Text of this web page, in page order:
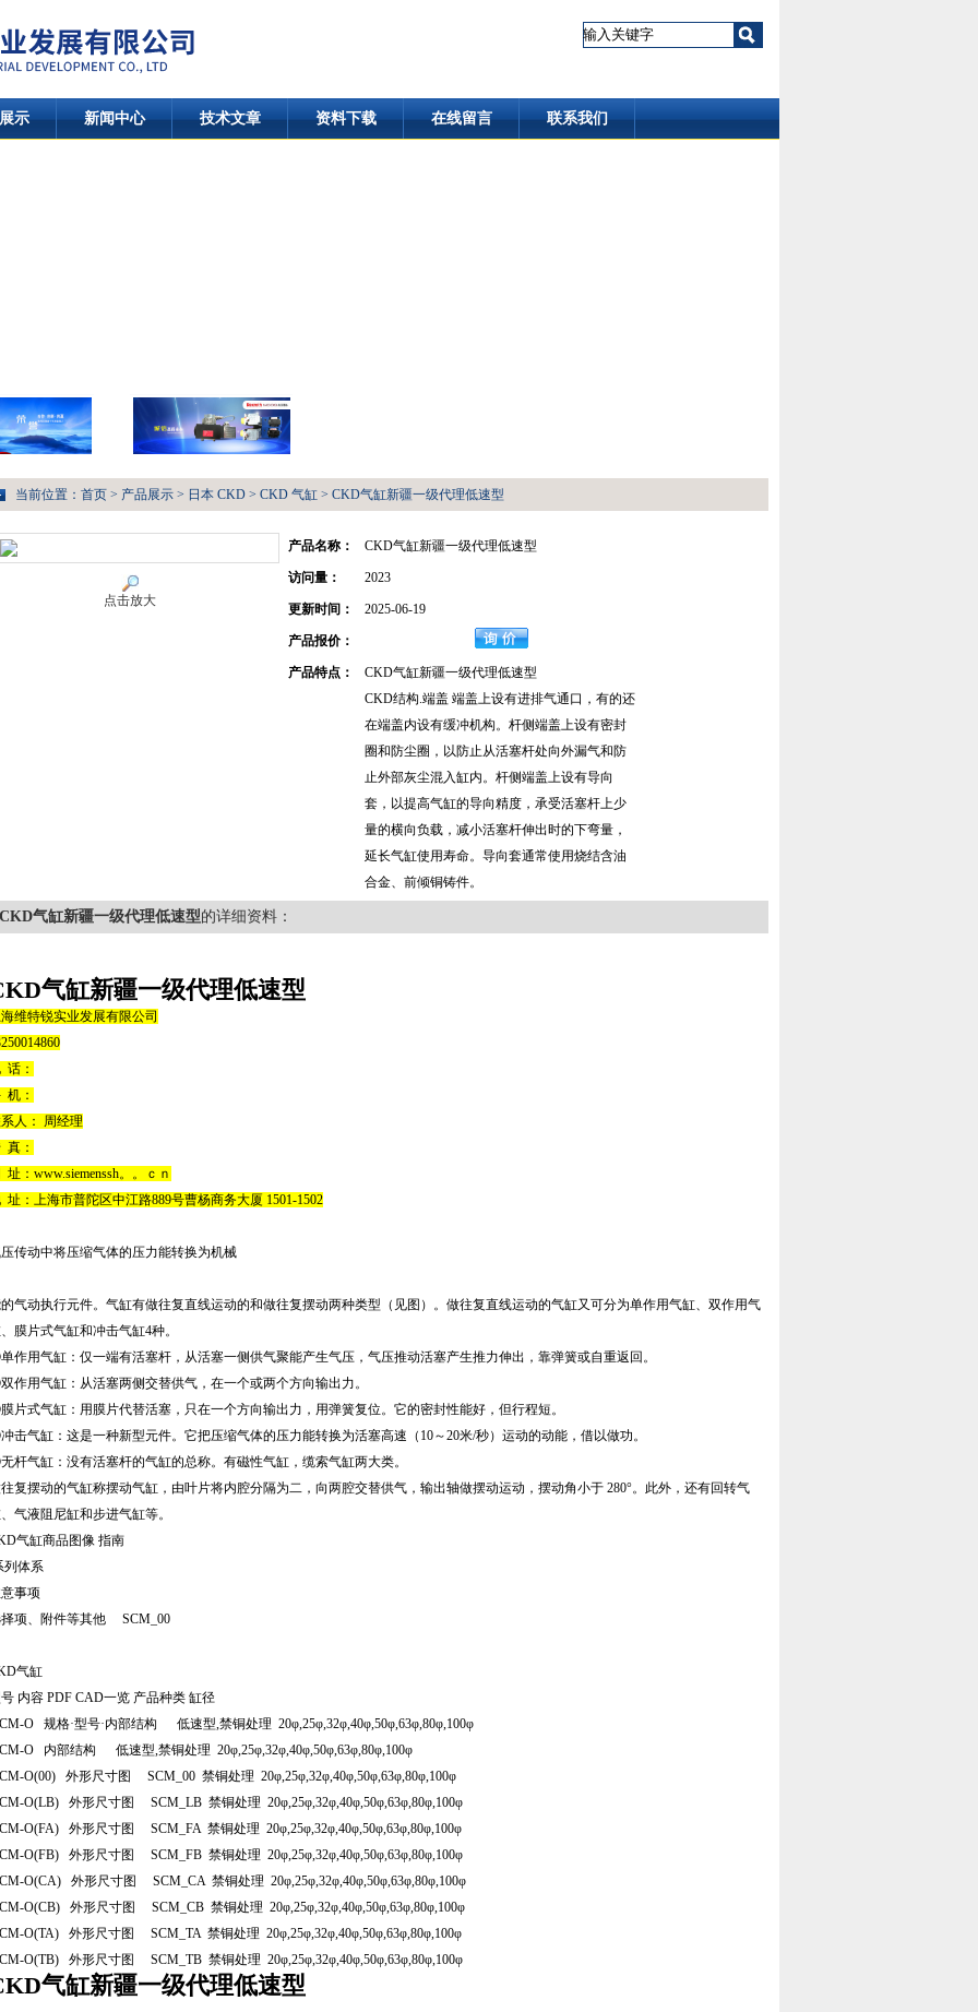
示 新闻中心 技术文章 资料下载 在线留言 联系我们
当前位置： 首页 > 产品展示 > 日本 CKD > CKD 气缸 > CKD气缸新疆一级代理低速型
点击放大
产品名称： CKD气缸新疆一级代理低速型
访问量： 2023
更新时间： 2025-06-19
产品报价：
产品特点：
CKD气缸新疆一级代理低速型
CKD结构.端盖 端盖上设有进排气通口，有的还
在端盖内设有缓冲机构。杆侧端盖上设有密封
圈和防尘圈，以防止从活塞杆处向外漏气和防
止外部灰尘混入缸内。杆侧端盖上设有导向
套，以提高气缸的导向精度，承受活塞杆上少
量的横向负载，减小活塞杆伸出时的下弯量，
延长气缸使用寿命。导向套通常使用烧结含油
合金、前倾铜铸件。
CKD气缸新疆一级代理低速型的详细资料：
气缸新疆一级代理低速型
维特锐实业发展有限公司
话：
机：
人： 周经理
真：
址：www.siemenssh。。ｃｎ
址：上海市普陀区中江路889号曹杨商务大厦 1501-1502
传动中将压缩气体的压力能转换为机械
气动执行元件。气缸有做往复直线运动的和做往复摆动两种类型（见图）。做往复直线运动的气缸又可分为单作用气缸、双作用气
膜片式气缸和冲击气缸4种。
作用气缸：仅一端有活塞杆，从活塞一侧供气聚能产生气压，气压推动活塞产生推力伸出，靠弹簧或自重返回。
作用气缸：从活塞两侧交替供气，在一个或两个方向输出力。
片式气缸：用膜片代替活塞，只在一个方向输出力，用弹簧复位。它的密封性能好，但行程短。
击气缸：这是一种新型元件。它把压缩气体的压力能转换为活塞高速（10～20米/秒）运动的动能，借以做功。
杆气缸：没有活塞杆的气缸的总称。有磁性气缸，缆索气缸两大类。
复摆动的气缸称摆动气缸，由叶片将内腔分隔为二，向两腔交替供气，输出轴做摆动运动，摆动角小于 280°。此外，还有回转气
气液阻尼缸和步进气缸等。
气缸商品图像 指南
列体系
事项
项、附件等其他 SCM_00
气缸
内容 PDF CAD一览 产品种类 缸径
O 规格·型号·内部结构 低速型,禁铜处理 20φ,25φ,32φ,40φ,50φ,63φ,80φ,100φ
O 内部结构 低速型,禁铜处理 20φ,25φ,32φ,40φ,50φ,63φ,80φ,100φ
O(00) 外形尺寸图 SCM_00 禁铜处理 20φ,25φ,32φ,40φ,50φ,63φ,80φ,100φ
O(LB) 外形尺寸图 SCM_LB 禁铜处理 20φ,25φ,32φ,40φ,50φ,63φ,80φ,100φ
O(FA) 外形尺寸图 SCM_FA 禁铜处理 20φ,25φ,32φ,40φ,50φ,63φ,80φ,100φ
O(FB) 外形尺寸图 SCM_FB 禁铜处理 20φ,25φ,32φ,40φ,50φ,63φ,80φ,100φ
O(CA) 外形尺寸图 SCM_CA 禁铜处理 20φ,25φ,32φ,40φ,50φ,63φ,80φ,100φ
O(CB) 外形尺寸图 SCM_CB 禁铜处理 20φ,25φ,32φ,40φ,50φ,63φ,80φ,100φ
O(TA) 外形尺寸图 SCM_TA 禁铜处理 20φ,25φ,32φ,40φ,50φ,63φ,80φ,100φ
O(TB) 外形尺寸图 SCM_TB 禁铜处理 20φ,25φ,32φ,40φ,50φ,63φ,80φ,100φ
气缸新疆一级代理低速型